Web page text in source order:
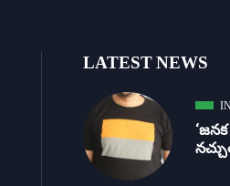
LATEST NEWS